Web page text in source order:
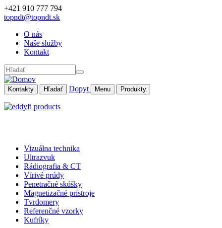
Skočiť na hlavný obsah
+421 910 777 794
topndt@topndt.sk
O nás
Naše služby
Kontakt
Hľadať
Kontakty
Hľadať Dopyt Menu Produkty
Vizuálna technika
Ultrazvuk
Rádiografia & CT
Vírivé prúdy
Penetračné skúšky
Magnetizačné prístroje
Tvrdomery
Referenčné vzorky
Kufríky